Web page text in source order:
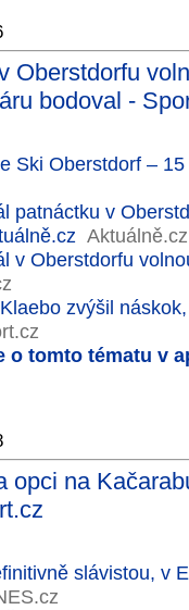
Oberstdorfu
bodoval -
Ski Oberstdorf –
patnáctku v
Aktuálně.cz
v Oberstdorfu
zvýšil
o tomto tématu v
opci na
slávistou, v